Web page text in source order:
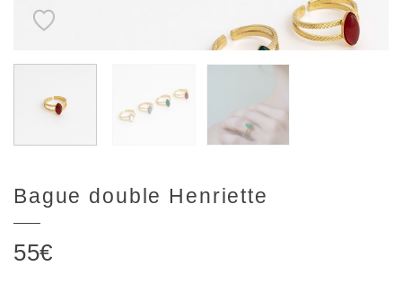
Bague double Henriette
55€